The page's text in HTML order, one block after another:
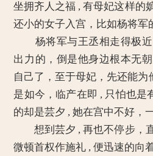
坐拥齐人之福 , 有母妃这样的
还小的女子入宫，比如杨将军
杨将军与王丞相走得极近
出力的，倒是他身边根本无
自己了，至于母妃，先还能为
是如今，临产在即 , 只怕也是
的却是芸夕 , 她在宫中不好，
想到芸夕 , 再也不停步，
微顿首权作施礼 , 便迅速的向